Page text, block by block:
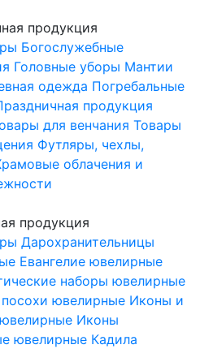
продукция
Богослужебные
Головные уборы Мантии
одежда Погребальные
продукция
для венчания Товары
Футляры, чехлы,
облачения и
продукция
Дарохранительницы
Евангелие ювелирные
наборы ювелирные
ювелирные Иконы и
Иконы
ювелирные Кадила